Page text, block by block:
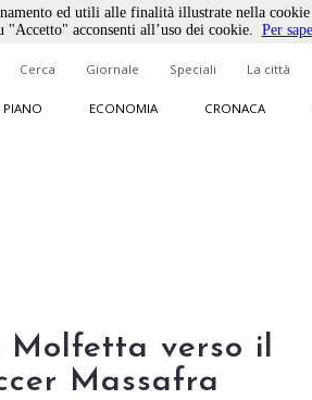
Cerca Giornale Speciali La città
PIANO ECONOMIA CRONACA
Molfetta verso il
Massafra
ed utili alle finalità illustrate nella
"Accetto" acconsenti all’uso dei cookie. Per